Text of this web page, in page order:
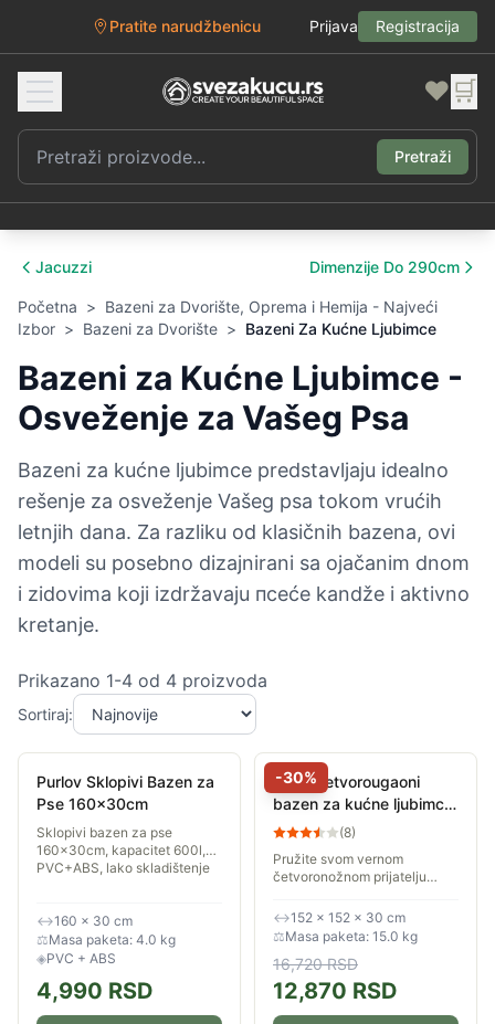
Pratite narudžbenicu Prijava Registracija
❤️ 🛒
Pretraži
Jacuzzi Dimenzije Do 290cm
Početna > Bazeni za Dvorište, Oprema i Hemija - Najveći
Izbor > Bazeni za Dvorište > Bazeni Za Kućne Ljubimce
Bazeni za Kućne Ljubimce -
Osveženje za Vašeg Psa
Bazeni za kućne ljubimce predstavljaju idealno
rešenje za osveženje Vašeg psa tokom vrućih
letnjih dana. Za razliku od klasičnih bazena, ovi
modeli su posebno dizajnirani sa ojačanim dnom
i zidovima koji izdržavaju псеće kandže i aktivno
kretanje.
Prikazano 1-4 od 4 proizvoda
Sortiraj:
Purlov Sklopivi Bazen za
Pse 160x30cm
Sklopivi bazen za pse
160x30cm, kapacitet 600l,
PVC+ABS, lako skladištenje
↔160 × 30 cm
⚖Masa paketa: 4.0 kg
◈PVC + ABS
4,990 RSD
-30%
Intex Četvorougaoni
bazen za kućne ljubimce
sa filter-pumpom 1.52 x
(8)
Pružite svom vernom
četvoronožnom prijatelju
Bazen je izrađen od
unikatnog, debelog troslojnog
↔152 × 152 × 30 cm
⚖Masa paketa: 15.0 kg
16,720RSD
12,870 RSD